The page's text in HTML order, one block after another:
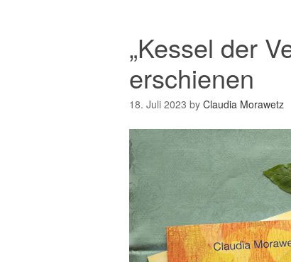
„Kessel der
erschienen
18. Juli 2023 by Claudia Morawetz